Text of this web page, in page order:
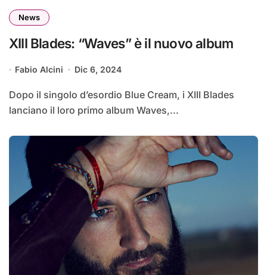
News
XIII Blades: “Waves” è il nuovo album
Fabio Alcini Dic 6, 2024
Dopo il singolo d’esordio Blue Cream, i XIII Blades
lanciano il loro primo album Waves,...